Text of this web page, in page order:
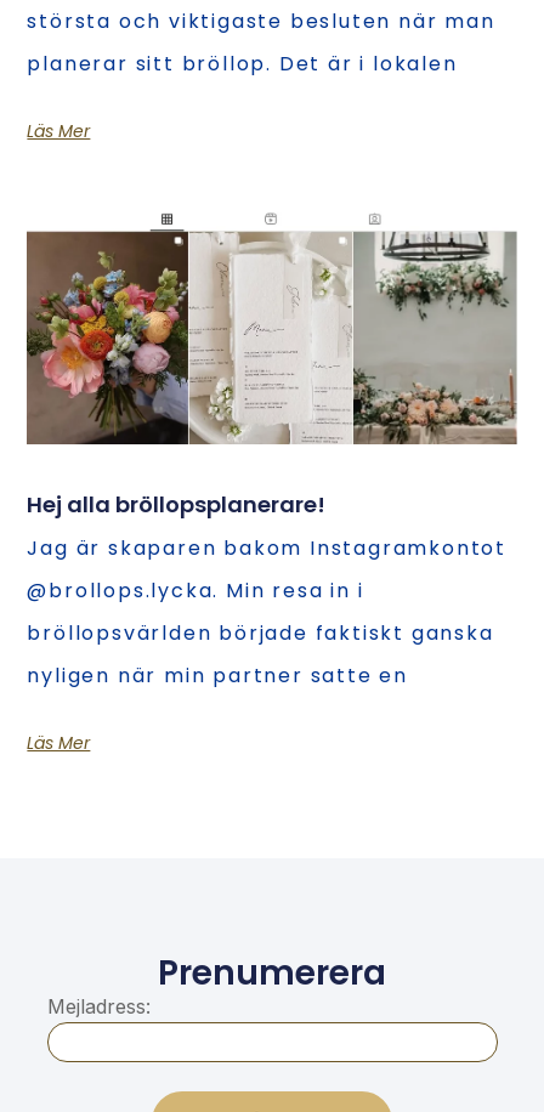
största och viktigaste besluten när man
planerar sitt bröllop. Det är i lokalen
Läs Mer
Hej alla bröllopsplanerare!
Jag är skaparen bakom Instagramkontot
@brollops.lycka. Min resa in i
bröllopsvärlden började faktiskt ganska
nyligen när min partner satte en
Läs Mer
Prenumerera
Mejladress: